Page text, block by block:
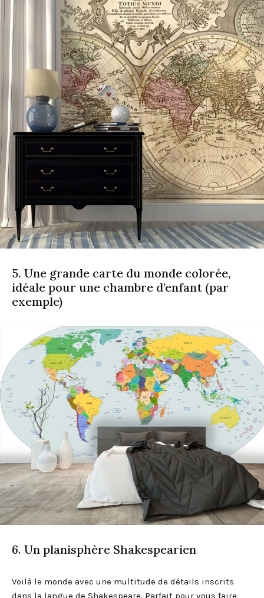
5. Une grande carte du monde colorée,
idéale pour une chambre d’enfant (par
exemple)
6. Un planisphère Shakespearien
Voilà le monde avec une multitude de détails inscrits
dans la langue de Shakespeare. Parfait pour vous faire